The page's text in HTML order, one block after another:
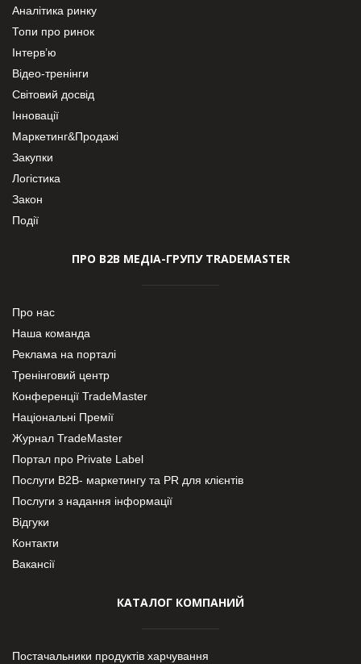
Аналітика ринку
Топи про ринок
Інтерв’ю
Відео-тренінги
Світовий досвід
Інновації
Маркетинг&Продажі
Закупки
Логістика
Закон
Події
ПРО В2В МЕДІА-ГРУПУ TRADEMASTER
Про нас
Наша команда
Реклама на порталі
Тренінговий центр
Конференції TradeMaster
Національні Премії
Журнал TradeMaster
Портал про Private Label
Послуги В2В- маркетингу та PR для клієнтів
Послуги з надання інформації
Відгуки
Контакти
Вакансії
КАТАЛОГ КОМПАНИЙ
Постачальники продуктів харчування